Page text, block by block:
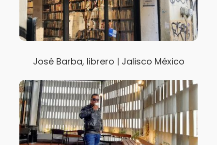
José Barba, librero | Jalisco México